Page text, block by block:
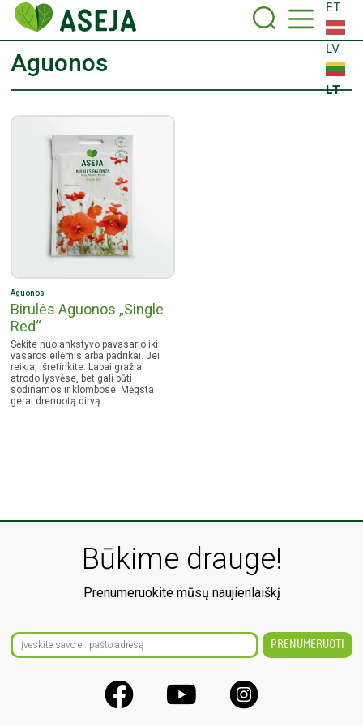
ET
LV
LT
Aguonos
Aguonos
Birulės Aguonos „Single
Red“
Sėkite nuo ankstyvo pavasario iki
vasaros eilėmis arba padrikai. Jei
reikia, išretinkite. Labai gražiai
atrodo lysvėse, bet gali būti
sodinamos ir klombose. Mėgsta
gerai drenuotą dirvą.
Būkime drauge!
Prenumeruokite mūsų naujienlaiškį